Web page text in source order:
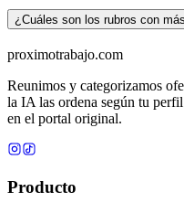
¿Cuáles son los rubros con
proximotrabajo.com
Reunimos y categorizamos
la IA las ordena según tu
en el portal original.
Producto